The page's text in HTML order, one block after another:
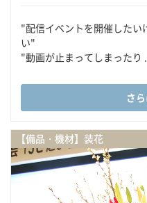
"配信イベントを開催したい
い"
"動画が止まってしまったり
さ
【備品・機材】装花